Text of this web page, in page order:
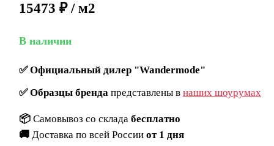
15473 ₽ / м2
В наличии
✅Официальный дилер "Wandermode"
✅Образцы брендапредставлены в наших шоурумах
📦 Самовывоз со склада бесплатно
🚚 Доставка по всей России от 1 дня